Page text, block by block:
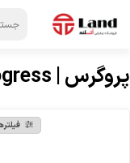
پروگرس | Progress